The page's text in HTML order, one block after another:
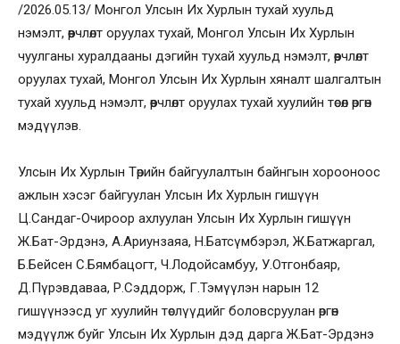
/2026.05.13/ Монгол Улсын Их Хурлын тухай хуульд
нэмэлт, өөрчлөлт оруулах тухай, Монгол Улсын Их Хурлын
чуулганы хуралдааны дэгийн тухай хуульд нэмэлт, өөрчлөлт
оруулах тухай, Монгол Улсын Их Хурлын хяналт шалгалтын
тухай хуульд нэмэлт, өөрчлөлт оруулах тухай хуулийн төсөл өргөн
мэдүүлэв.
Улсын Их Хурлын Төрийн байгуулалтын байнгын хорооноос
ажлын хэсэг байгуулан Улсын Их Хурлын гишүүн
Ц.Сандаг-Очироор ахлуулан Улсын Их Хурлын гишүүн
Ж.Бат-Эрдэнэ, А.Ариунзаяа, Н.Батсүмбэрэл, Ж.Батжаргал,
Б.Бейсен С.Бямбацогт, Ч.Лодойсамбуу, У.Отгонбаяр,
Д.Пүрэвдаваа, Р.Сэддорж, Г.Тэмүүлэн нарын 12
гишүүнээсд уг хуулийн төслүүдийг боловсруулан өргөн
мэдүүлж буйг Улсын Их Хурлын дэд дарга Ж.Бат-Эрдэнэ